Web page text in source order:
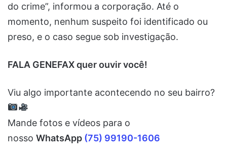
do crime”, informou a corporação. Até o
momento, nenhum suspeito foi identificado ou
preso, e o caso segue sob investigação.
FALA GENEFAX quer ouvir você!
Viu algo importante acontecendo no seu bairro?
Mande fotos e vídeos para o
nosso WhatsApp (75) 99190-1606